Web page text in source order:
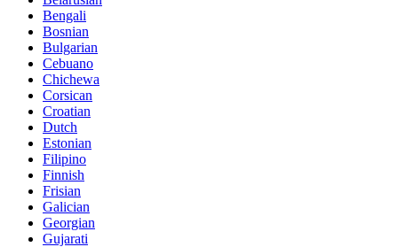
Bengali
Bosnian
Bulgarian
Cebuano
Chichewa
Corsican
Croatian
Dutch
Estonian
Filipino
Finnish
Frisian
Galician
Georgian
Gujarati